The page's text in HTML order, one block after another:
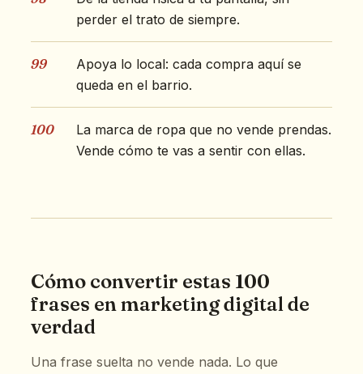
perder el trato de siempre.
99
Apoya lo local: cada compra aquí se
queda en el barrio.
100
La marca de ropa que no vende prendas.
Vende cómo te vas a sentir con ellas.
Cómo convertir estas 100
frases en marketing digital de
verdad
Una frase suelta no vende nada. Lo que